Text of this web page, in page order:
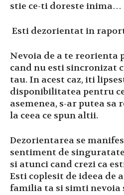
stie ce-ti doreste inima…
Esti dezorientat in
Nevoia de a te reorienta
cand nu esti sincronizat
tau. In acest caz, iti
disponibilitatea pentru
asemenea, s-ar putea
la ceea ce spun altii.
Dezorientarea se
sentiment de
si atunci cand crezi ca
Esti coplesit de ideea de
familia ta si simti nevoia